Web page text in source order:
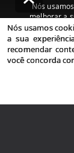
Nós
melhorar a
publicidade e
nossos
Nós usamos
a sua
recomendar
você concorda